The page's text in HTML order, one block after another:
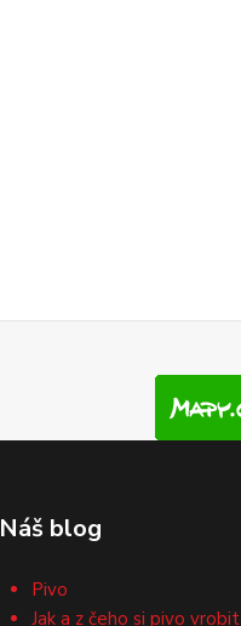
Náš blog
Pivo
Jak a z čeho si pivo vrobit